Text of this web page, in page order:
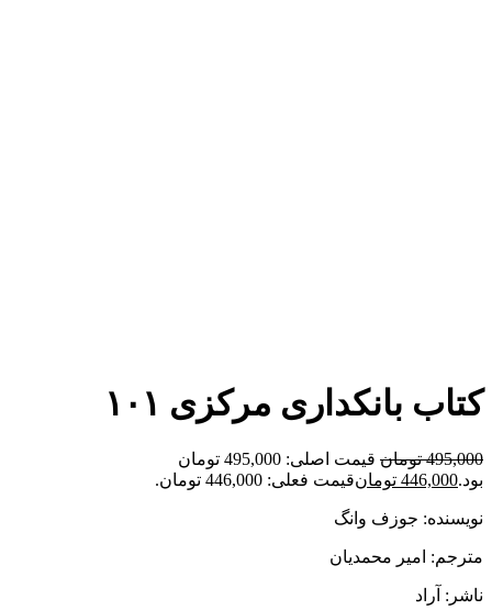
کتاب بانکداری مرکزی ۱۰۱
495,000 تومان
قیمت اصلی: 495,000 تومان
بود.446,000 تومانقیمت فعلی: 446,000 تومان.
نویسنده: جوزف وانگ
مترجم: امیر محمدیان
ناشر: آراد